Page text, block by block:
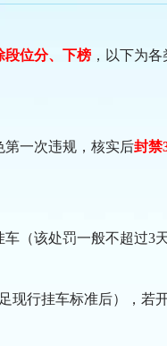
段位分、下榜 ，以下为
第一次违规，核实后封禁
（该处罚一般不超过
现行挂车标准后），